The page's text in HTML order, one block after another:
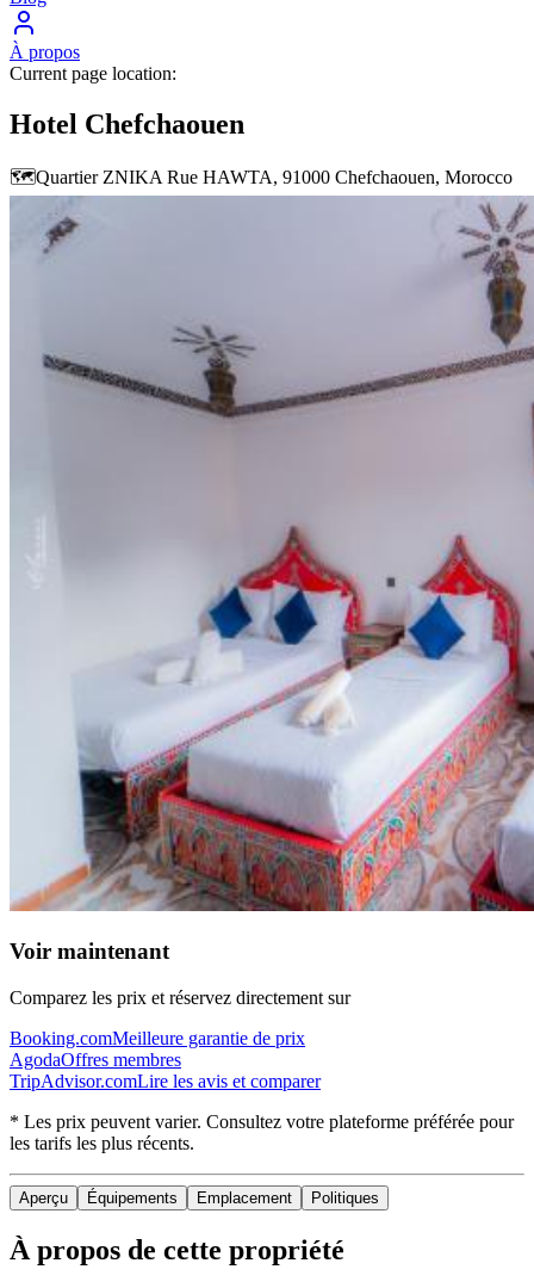
À propos
Current page location:
Hotel Chefchaouen
🗺️Quartier ZNIKA Rue HAWTA, 91000 Chefchaouen, Morocco
Voir maintenant
Comparez les prix et réservez directement sur
Booking.comMeilleure garantie de prix
AgodaOffres membres
TripAdvisor.comLire les avis et comparer
* Les prix peuvent varier. Consultez votre plateforme préférée pour
les tarifs les plus récents.
Aperçu Équipements Emplacement Politiques
À propos de cette propriété